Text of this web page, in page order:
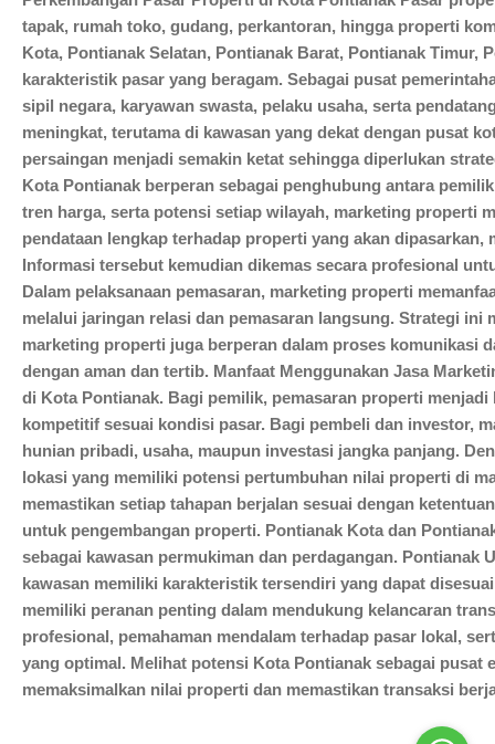
tapak, rumah toko, gudang, perkantoran, hingga properti
Kota, Pontianak Selatan, Pontianak Barat, Pontianak Timur,
karakteristik pasar yang beragam. Sebagai pusat
sipil negara, karyawan swasta, pelaku usaha, serta
meningkat, terutama di kawasan yang dekat dengan pusat
persaingan menjadi semakin ketat sehingga diperlukan
Kota Pontianak berperan sebagai penghubung antara
tren harga, serta potensi setiap wilayah, marketing properti
pendataan lengkap terhadap properti yang akan
Informasi tersebut kemudian dikemas secara profesional
Dalam pelaksanaan pemasaran, marketing properti
melalui jaringan relasi dan pemasaran langsung. Strategi
marketing properti juga berperan dalam proses komunikasi
dengan aman dan tertib. Manfaat Menggunakan Jasa
di Kota Pontianak. Bagi pemilik, pemasaran properti
kompetitif sesuai kondisi pasar. Bagi pembeli dan investor,
hunian pribadi, usaha, maupun investasi jangka panjang.
lokasi yang memiliki potensi pertumbuhan nilai properti di
memastikan setiap tahapan berjalan sesuai dengan
untuk pengembangan properti. Pontianak Kota dan
sebagai kawasan permukiman dan perdagangan.
kawasan memiliki karakteristik tersendiri yang dapat
memiliki peranan penting dalam mendukung kelancaran
profesional, pemahaman mendalam terhadap pasar lokal,
yang optimal. Melihat potensi Kota Pontianak sebagai
memaksimalkan nilai properti dan memastikan transaksi